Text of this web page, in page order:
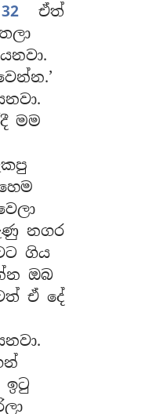
32
ඒත්
මම
නගර
ගිය
ඔබ
ඒ දේ
ඉටු